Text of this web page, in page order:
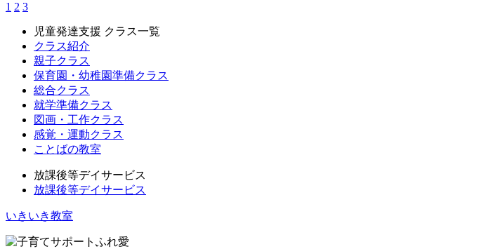
1 2 3
児童発達支援 クラス一覧
クラス紹介
親子クラス
保育園・幼稚園準備クラス
総合クラス
就学準備クラス
図画・工作クラス
感覚・運動クラス
ことばの教室
放課後等デイサービス
放課後等デイサービス
いきいき教室